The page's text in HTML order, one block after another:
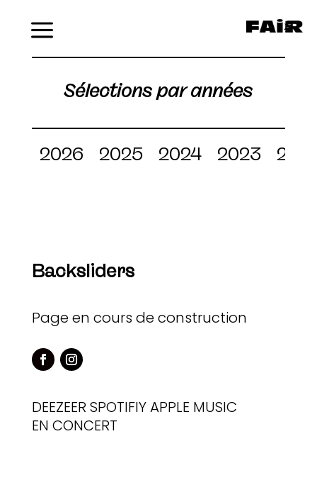
Sélections par années
2026 2025 2024 2023
Backsliders
Page en cours de construction
DEEZEER SPOTIFIYAPPLE MUSIC
EN CONCERT